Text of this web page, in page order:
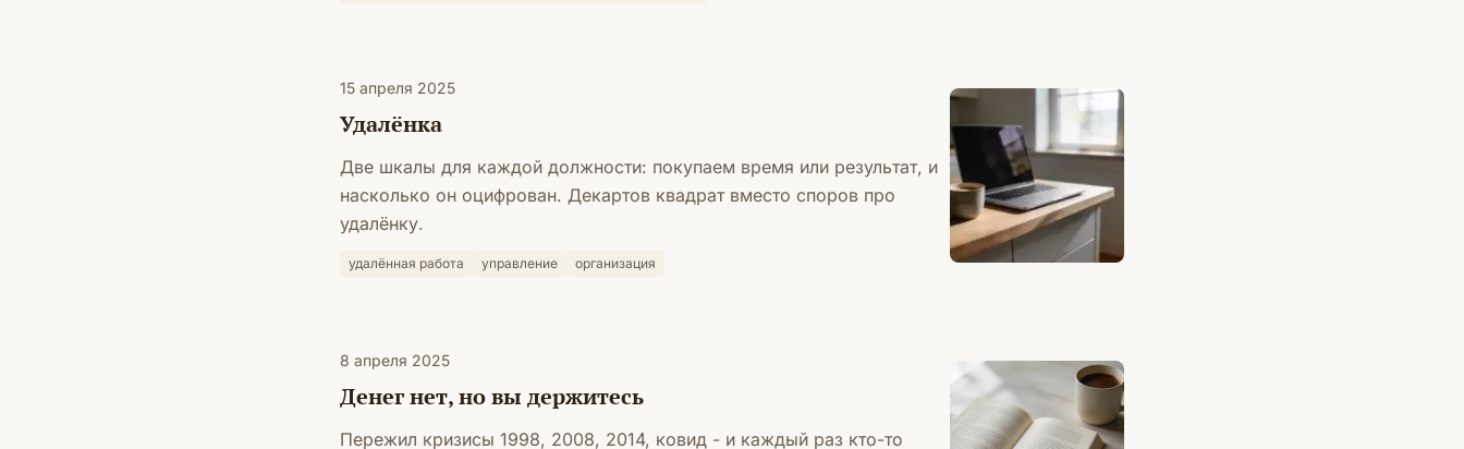
15 апреля 2025
Удалёнка
Две шкалы для каждой должности: покупаем время или результат, и
насколько он оцифрован. Декартов квадрат вместо споров про
удалёнку.
удалённая работа управление организация
8 апреля 2025
Денег нет, но вы держитесь
Пережил кризисы 1998, 2008, 2014, ковид - и каждый раз кто-то